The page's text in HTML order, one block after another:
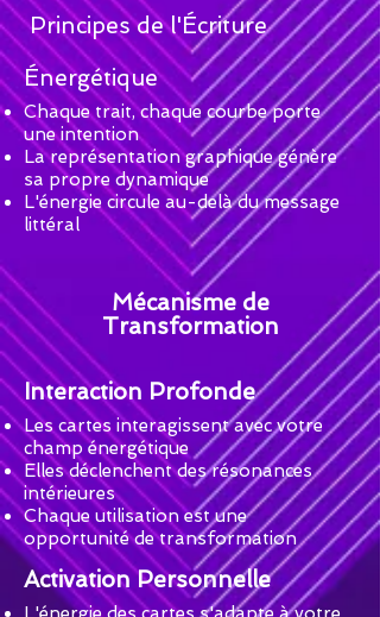
Principes de l'Écriture
Énergétique
Chaque trait, chaque courbe porte
une intention
La représentation graphique génère
sa propre dynamique
L'énergie circule au-delà du message
littéral
Mécanisme de
Transformation
Interaction Profonde
Les cartes interagissent avec votre
champ énergétique
Elles déclenchent des résonances
intérieures
Chaque utilisation est une
opportunité de transformation
Activation Personnelle